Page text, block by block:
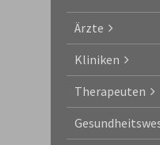
Ärzte
Kliniken
Therapeuten